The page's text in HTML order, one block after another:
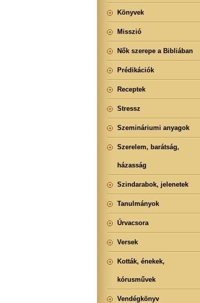
Könyvek
Misszió
Nők szerepe a Bibliában
Prédikációk
Receptek
Stressz
Szemináriumi anyagok
Szerelem, barátság,
házasság
Szindarabok, jelenetek
Tanulmányok
Úrvacsora
Versek
Kották, énekek,
kórusművek
Vendégkönyv